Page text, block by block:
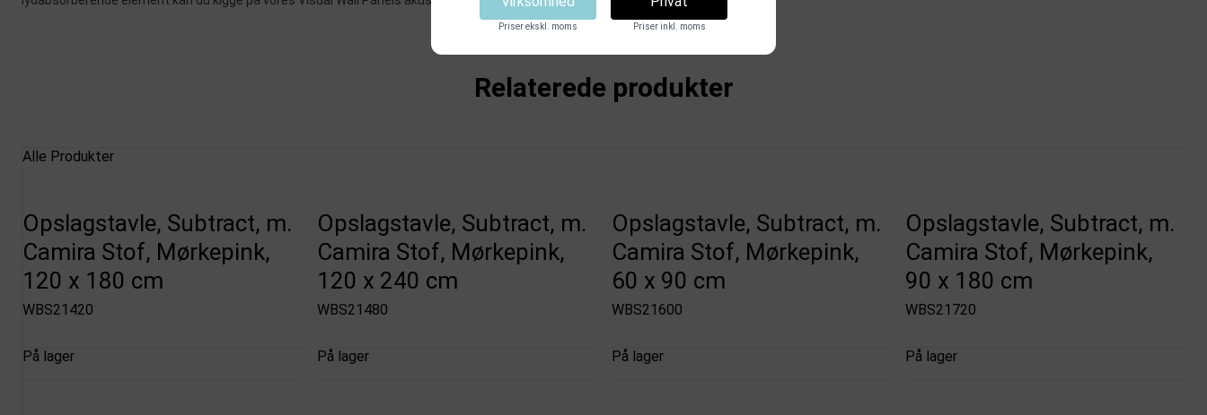
Relaterede produkter
Alle Produkter
Opslagstavle, Subtract, m.
Camira Stof, Mørkepink,
120 x 180 cm
WBS21420
På lager
Opslagstavle, Subtract, m.
Camira Stof, Mørkepink,
120 x 240 cm
WBS21480
På lager
Opslagstavle, Subtract, m.
Camira Stof, Mørkepink,
60 x 90 cm
WBS21600
På lager
Opslagstavle, Subtract, m.
Camira Stof, Mørkepink,
90 x 180 cm
WBS21720
På lager
Priser ekskl. moms Priser inkl. moms